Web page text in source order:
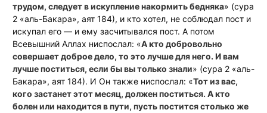
трудом, следует в искупление накормить бедняка» (сура
2 «аль-Бакара», аят 184), и кто хотел, не соблюдал пост и
искупал его — и ему засчитывался пост. А потом
Всевышний Аллах ниспослал: «А кто добровольно
совершает доброе дело, то это лучше для него. И вам
лучше поститься, если бы вы только знали» (сура 2 «аль-
Бакара», аят 184). И Он также ниспослал: «Тот из вас,
кого застанет этот месяц, должен поститься. А кто
болен или находится в пути, пусть постится столько же